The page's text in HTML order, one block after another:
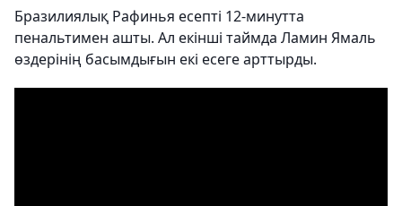
Бразилиялық Рафинья есепті 12-минутта
пенальтимен ашты. Ал екінші таймда Ламин Ямаль
өздерінің басымдығын екі есеге арттырды.